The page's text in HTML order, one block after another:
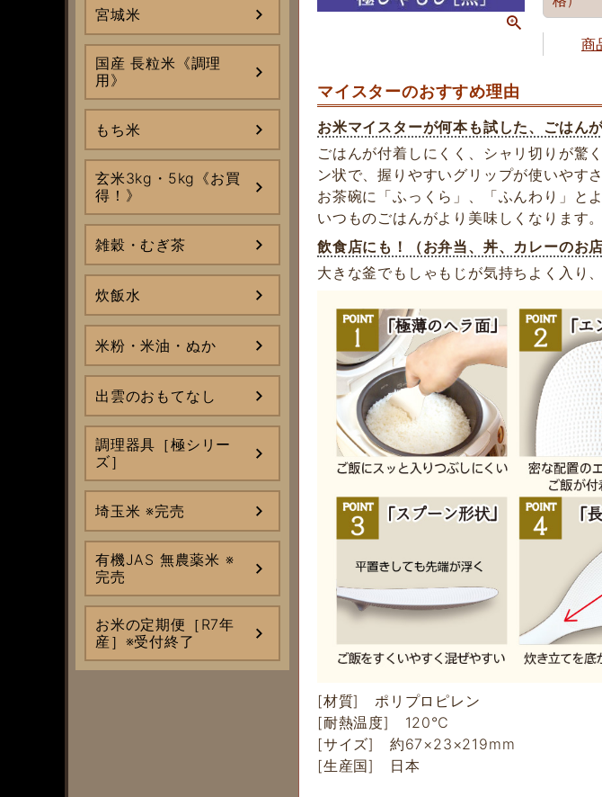
宮城米
国産 長粒米《調理
用》
もち米
玄米3kg・5kg《お買
得！》
雑穀・むぎ茶
炊飯水
米粉・米油・ぬか
出雲のおもてなし
調理器具［極シリー
ズ］
埼玉米 ※完売
有機JAS 無農薬米 ※
完売
お米の定期便［R7年
産］※受付終了
商
マイスターのおすすめ理由
お米マイスターが何本も試した、ごはん
ごはんが付着しにくく、シャリ切りが驚
ン状で、握りやすいグリップが使いやす
お茶碗に「ふっくら」、「ふんわり」と
いつものごはんがより美味しくなります。
飲食店にも！（お弁当、丼、カレーのお店
大きな釜でもしゃもじが気持ちよく入り
[材質] ポリプロピレン
[耐熱温度] 120℃
[サイズ] 約67×23×219mm
[生産国] 日本